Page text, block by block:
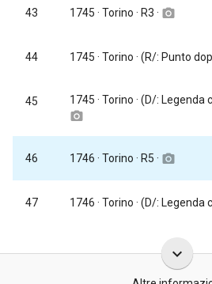
43 1745 · Torino · R3 · camera_alt
44 1745 · Torino · (R/: Punto
45 1745 · Torino · (D/: Legenda
camera_alt
46 1746 · Torino · R5 · camera_alt
47 1746 · Torino · (D/:
keyboard_arrow_down